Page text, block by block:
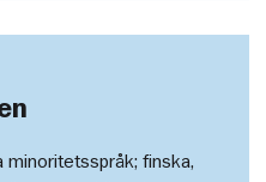
minoritetsspråk; finska,